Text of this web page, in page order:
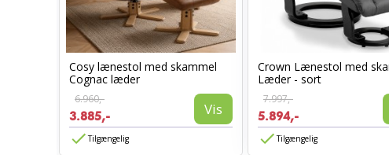
Cosy lænestol med skammel
Cognac læder
6.960,-
3.885,- Vis
Tilgængelig
Crown Lænestol med
Læder - sort
7.997,-
5.894,-
Tilgængelig